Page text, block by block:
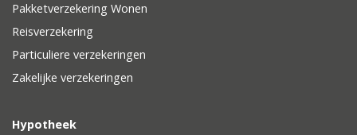
Pakketverzekering Wonen
Reisverzekering
Particuliere verzekeringen
Zakelijke verzekeringen
Hypotheek